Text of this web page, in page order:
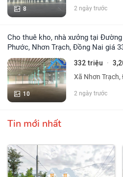
8 2 ngày trước
Cho thuê kho, nhà xưởng tại Đường Nguyễn Ái Quốc, Hiệp
Phước, Nhơn Trạch, Đồng Nai giá
10
332 triệu ·
Xã Nhơn Trạch,
2 ngày trước
Tin mới nhất